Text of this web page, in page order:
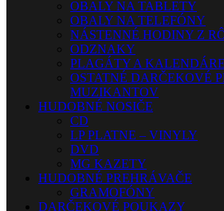
OBALY NA TABLETY
OBALY NA TELEFÓNY
NÁSTENNÉ HODINY Z
ODZNAKY
PLAGÁTY A KALENDÁRE
OSTATNÉ DARČEKOVÉ
MUZIKANTOV
HUDOBNÉ NOSIČE
CD
LP PLATNE – VINYLY
DVD
MG KAZETY
HUDOBNÉ PREHRÁVAČE
GRAMOFÓNY
DARČEKOVÉ POUKAZY